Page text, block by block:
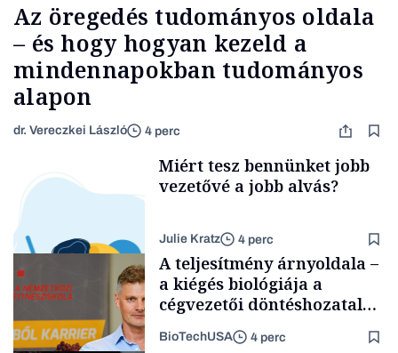
Az öregedés tudományos oldala
– és hogy hogyan kezeld a
mindennapokban tudományos
alapon
dr. Vereczkei László 4 perc
Smart habits
Miért tesz bennünket jobb
vezetővé a jobb alvás?
Julie Kratz 4 perc
A teljesítmény árnyoldala –
a kiégés biológiája a
cégvezetői döntéshozatal
BioTechUSA 4 perc